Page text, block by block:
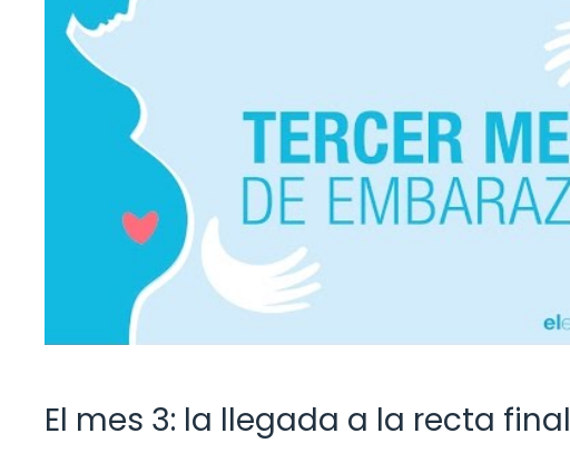
El mes 3: la llegada a la recta final